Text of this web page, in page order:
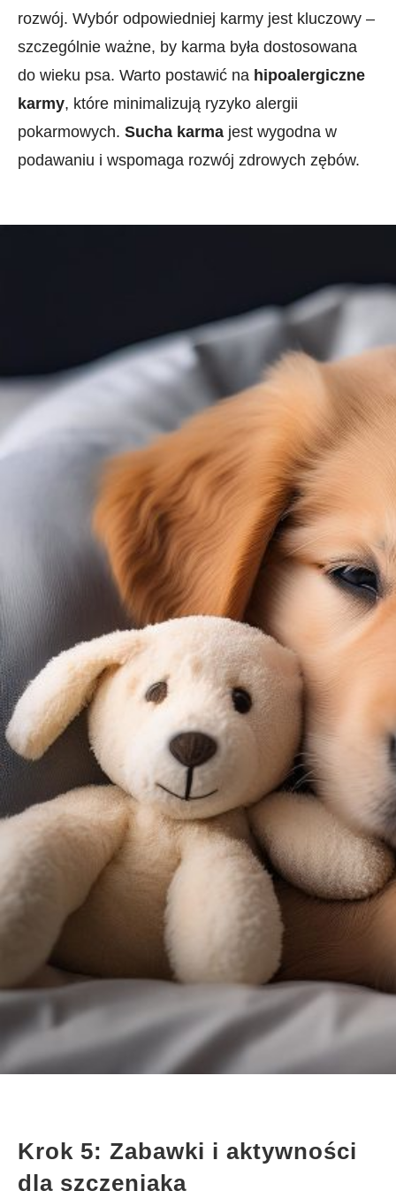
rozwój. Wybór odpowiedniej karmy jest kluczowy –
szczególnie ważne, by karma była dostosowana
do wieku psa. Warto postawić na hipoalergiczne
karmy, które minimalizują ryzyko alergii
pokarmowych. Sucha karma jest wygodna w
podawaniu i wspomaga rozwój zdrowych zębów.
Krok 5: Zabawki i aktywności
dla szczeniaka